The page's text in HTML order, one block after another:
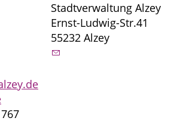
Stadtverwaltung Alzey
Ernst-Ludwig-Str.41
55232 Alzey